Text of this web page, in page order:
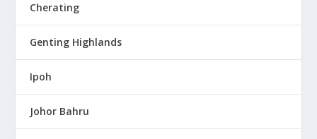
Cherating
Genting Highlands
Ipoh
Johor Bahru